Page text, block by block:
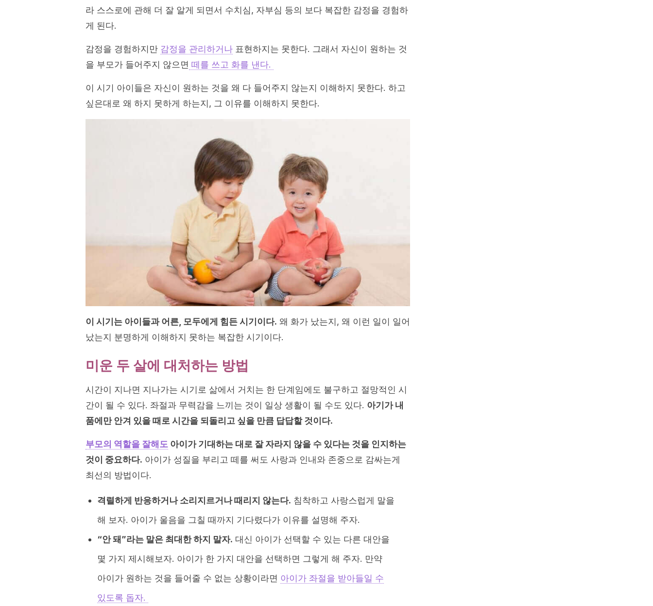
라 스스로에 관해 더 잘 알게 되면서 수치심, 자부심 등의 보다 복잡한 감정을 경험하
게 된다.
감정을 경험하지만 감정을 관리하거나 표현하지는 못한다. 그래서 자신이 원하는 것
을 부모가 들어주지 않으면 떼를 쓰고 화를 낸다.
이 시기 아이들은 자신이 원하는 것을 왜 다 들어주지 않는지 이해하지 못한다. 하고
싶은대로 왜 하지 못하게 하는지, 그 이유를 이해하지 못한다.
이 시기는 아이들과 어른, 모두에게 힘든 시기이다. 왜 화가 났는지, 왜 이런 일이 일어
났는지 분명하게 이해하지 못하는 복잡한 시기이다.
미운 두 살에 대처하는 방법
시간이 지나면 지나가는 시기로 삶에서 거치는 한 단계임에도 불구하고 절망적인 시
간이 될 수 있다. 좌절과 무력감을 느끼는 것이 일상 생활이 될 수도 있다. 아기가 내
품에만 안겨 있을 때로 시간을 되돌리고 싶을 만큼 답답할 것이다.
부모의 역할을 잘해도 아이가 기대하는 대로 잘 자라지 않을 수 있다는 것을 인지하는
것이 중요하다. 아이가 성질을 부리고 떼를 써도 사랑과 인내와 존중으로 감싸는게
최선의 방법이다.
격렬하게 반응하거나 소리지르거나 때리지 않는다. 침착하고 사랑스럽게 말을
해 보자. 아이가 울음을 그칠 때까지 기다렸다가 이유를 설명해 주자.
“안 돼”라는 말은 최대한 하지 말자. 대신 아이가 선택할 수 있는 다른 대안을
몇 가지 제시해보자. 아이가 한 가지 대안을 선택하면 그렇게 해 주자. 만약
아이가 원하는 것을 들어줄 수 없는 상황이라면 아이가 좌절을 받아들일 수
있도록 돕자.